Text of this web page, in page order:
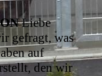
Liebe
gefragt, was
auf
den wir